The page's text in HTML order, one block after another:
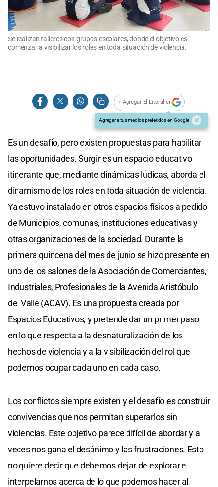
Se realizan talleres con grupos escolares, donde el objetivo es
comenzar a visibilizar los roles en toda situación de violencia.
+ Agregar El Litoral en
Agregar a tus medios preferidos en Google
Es un desafío, pero existen propuestas para habilitar
las oportunidades. Surgir es un espacio educativo
itinerante que, mediante dinámicas lúdicas, aborda el
dinamismo de los roles en toda situación de violencia.
Ya estuvo instalado en otros espacios físicos a pedido
de Municipios, comunas, instituciones educativas y
otras organizaciones de la sociedad. Durante la
primera quincena del mes de junio se hizo presente en
uno de los salones de la Asociación de Comerciantes,
Industriales, Profesionales de la Avenida Aristóbulo
del Valle (ACAV). Es una propuesta creada por
Espacios Educativos, y pretende dar un primer paso
en lo que respecta a la desnaturalización de los
hechos de violencia y a la visibilización del rol que
podemos ocupar cada uno en cada caso.
Los conflictos siempre existen y el desafío es construir
convivencias que nos permitan superarlos sin
violencias. Este objetivo parece difícil de abordar y a
veces nos gana el desánimo y las frustraciones. Esto
no quiere decir que debemos dejar de explorar e
interpelarnos acerca de lo que podemos hacer al